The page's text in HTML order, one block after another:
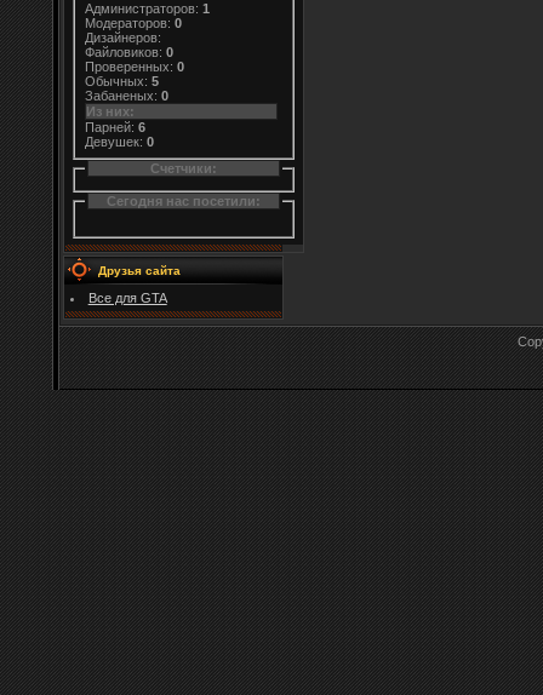
Администраторов: 1
Модераторов: 0
Дизайнеров:
Файловиков: 0
Проверенных: 0
Обычных: 5
Забаненых: 0
Из них:
Парней: 6
Девушек: 0
Счетчики:
Сегодня нас посетили:
Друзья сайта
Все для GTA